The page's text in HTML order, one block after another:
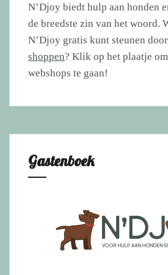
N’Djoy biedt hulp aan honden
de breedste zin van het woord.
N’Djoy gratis kunt steunen door
shoppen? Klik op het plaatje
webshops te gaan!
Gastenboek